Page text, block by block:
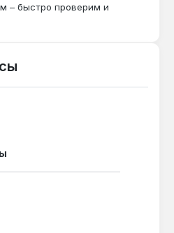
ТЭНы?
на 5-10% из-за
– быстро проверим и
5 звезд